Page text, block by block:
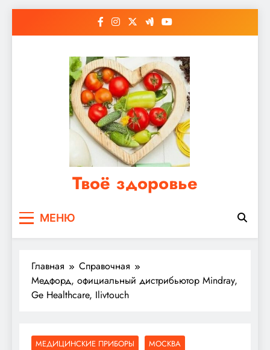
Твоё здоровье
мужском здоровье
МЕНЮ
Главная
Справочная
Медфорд, официальный дистрибьютор Mindray,
Ge Healthcare, Ilivtouch
МЕДИЦИНСКИЕ ПРИБОРЫ
МОСКВА